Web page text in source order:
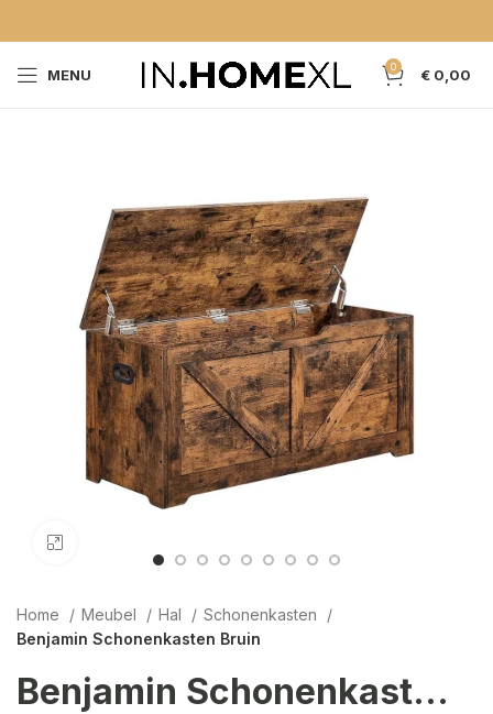
MENU 0 € 0,00
Home Meubel Hal
Schonenkasten
Benjamin Schonenkasten Bruin
Benjamin Schonenkasten Bruin